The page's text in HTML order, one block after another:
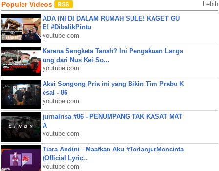
Populer Videos Lebih
ADA INI DI DALAM RUMAH SULE! KAGET GU
E! #DibalikPintu
youtube.com
Karena Sengketa Tanah? Ini Pengakuan Langs
ung dari Nus Kei So...
youtube.com
Aksi Songong Pria ini yang Bikin Tim Prabu K
esal - 86
youtube.com
jurnalrisa #86 - PENUMPANG TAK KASAT MAT
A
youtube.com
Tiara Andini - Maafkan Aku #TerlanjurMencinta
(Official Lyric...
youtube.com